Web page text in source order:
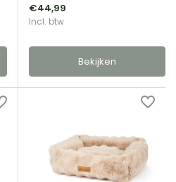
€44,99
Incl. btw
Bekijken